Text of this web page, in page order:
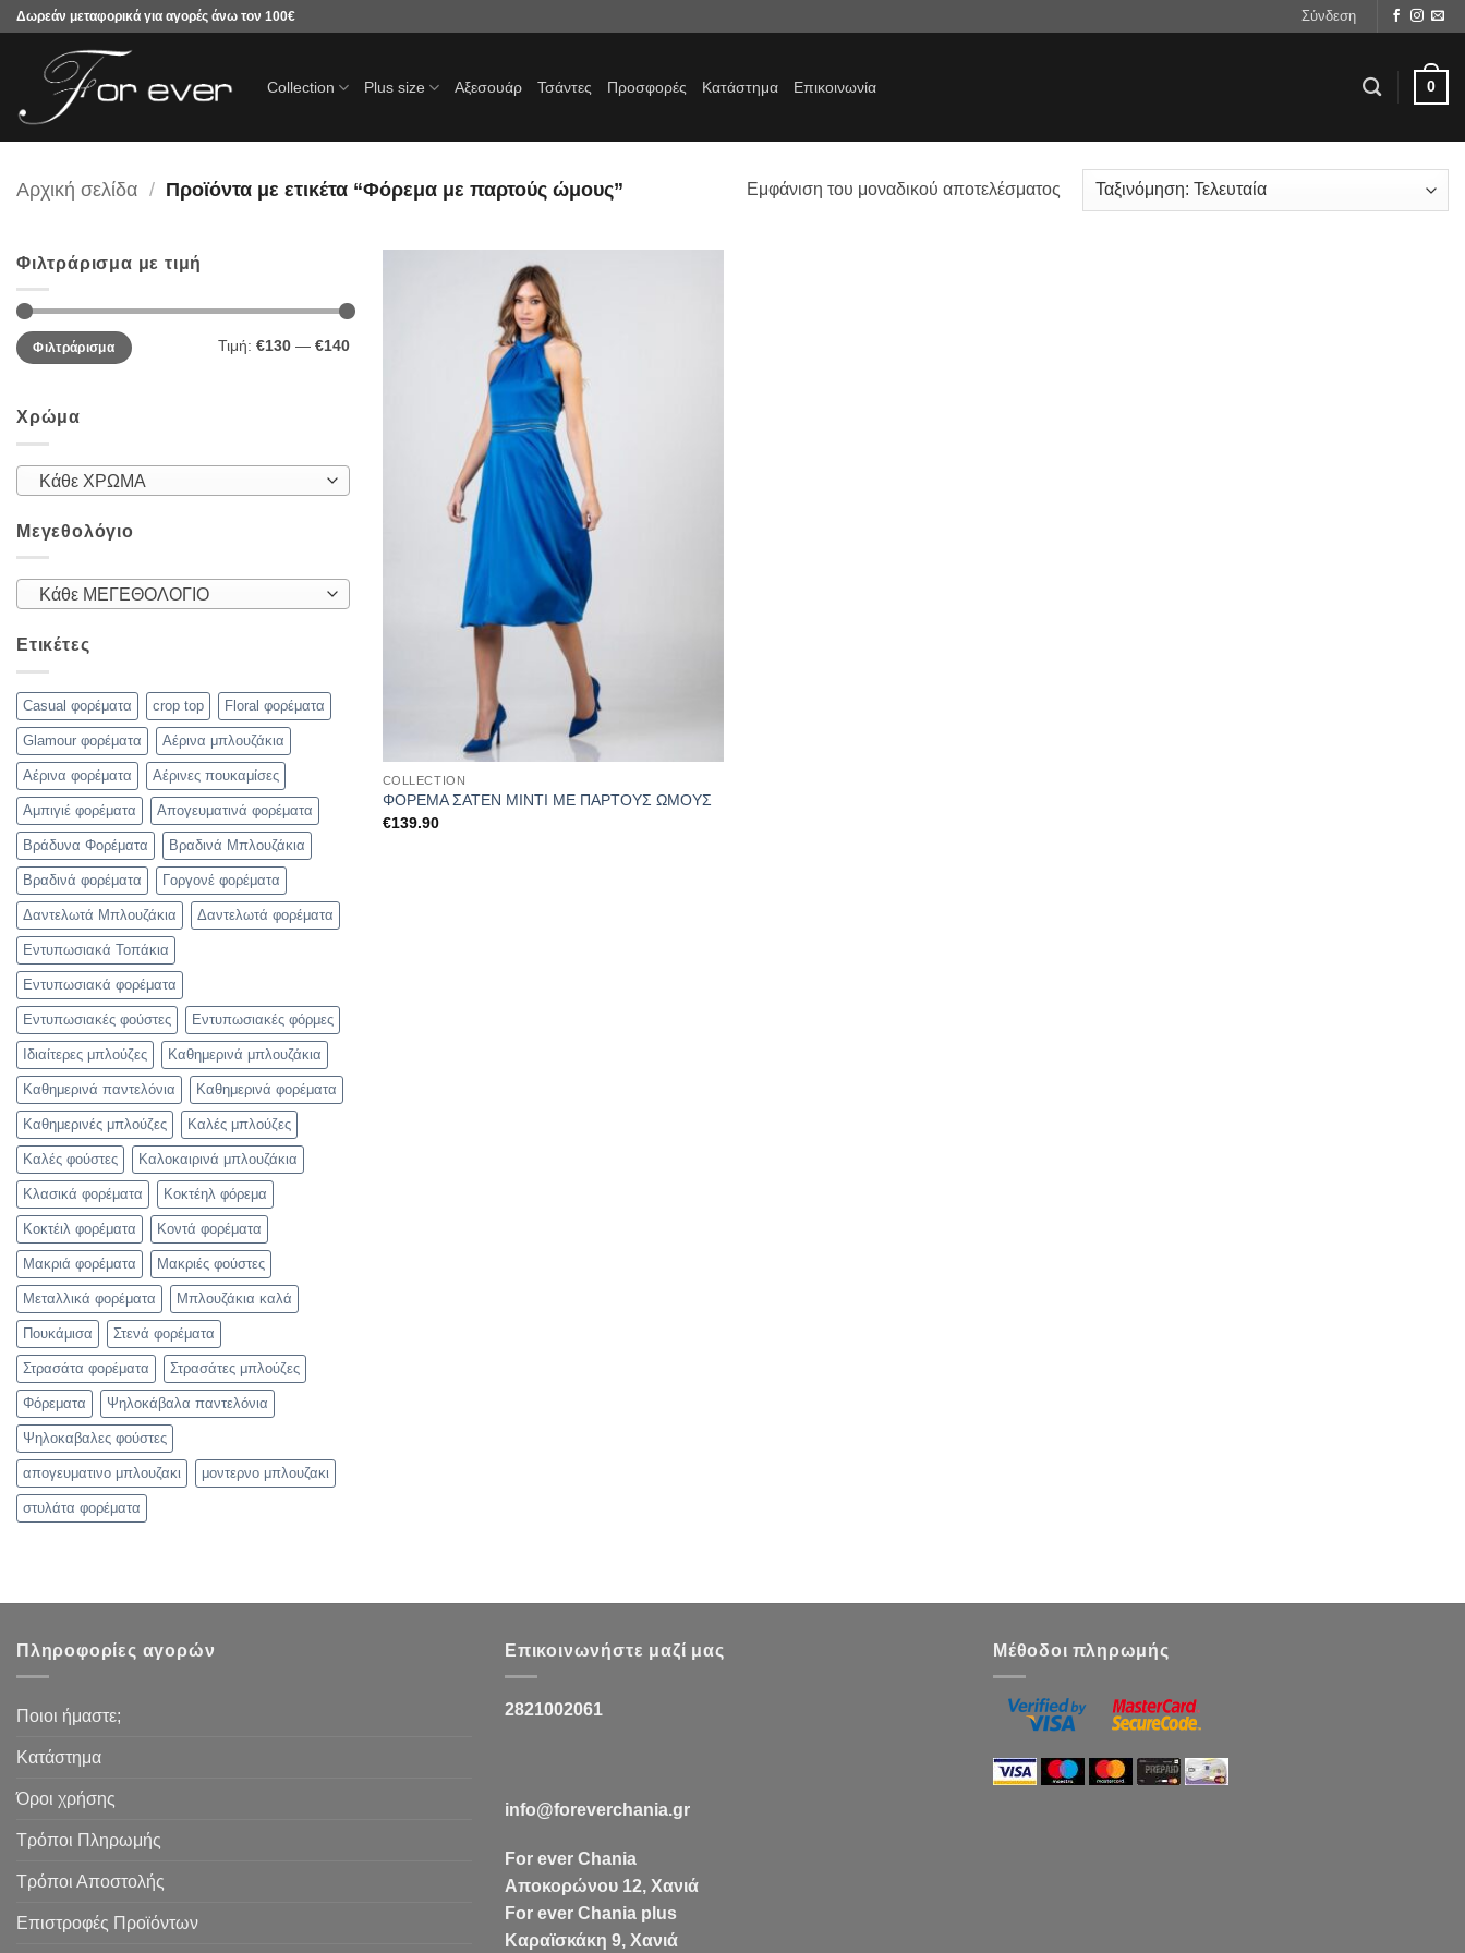
Μετάβαση
περιεχόμενο
Δωρεάν μεταφορικά για αγορές άνω τον 100€ Σύνδεση
Collection Plus size Αξεσουάρ Τσάντες Προσφορές Κατάστημα Επικοινωνία 0
Αρχική σελίδα / Προϊόντα με ετικέτα “Φόρεμα με παρτούς ώμους” Εμφάνιση του μοναδικού αποτελέσματος
Φιλτράρισμα με τιμή
Ελάχιστη
τιμή
Μέγιστη
τιμήΦιλτράρισμα Τιμή: €130 — €140
Χρώμα
Κάθε ΧΡΩΜΑ
Μεγεθολόγιο
Κάθε ΜΕΓΕΘΟΛΟΓΙΟ
Ετικέτες
Casual φορέματα crop top Floral φορέματα
Glamour φορέματα Αέρινα μπλουζάκια
Αέρινα φορέματα Αέρινες πουκαμίσες
Αμπιγιέ φορέματα Απογευματινά φορέματα
Βράδυνα Φορέματα Βραδινά Μπλουζάκια
Βραδινά φορέματα Γοργονέ φορέματα
Δαντελωτά Μπλουζάκια Δαντελωτά φορέματα
Εντυπωσιακά Τοπάκια
Εντυπωσιακά φορέματα
Εντυπωσιακές φούστες Εντυπωσιακές φόρμες
Ιδιαίτερες μπλούζες Καθημερινά μπλουζάκια
Καθημερινά παντελόνια Καθημερινά φορέματα
Καθημερινές μπλούζες Καλές μπλούζες
Καλές φούστες Καλοκαιρινά μπλουζάκια
Κλασικά φορέματα Κοκτέηλ φόρεμα
Κοκτέιλ φορέματα Κοντά φορέματα
Μακριά φορέματα Μακριές φούστες
Μεταλλικά φορέματα Μπλουζάκια καλά
Πουκάμισα Στενά φορέματα
Στρασάτα φορέματα Στρασάτες μπλούζες
Φόρεματα Ψηλοκάβαλα παντελόνια
Ψηλοκαβαλες φούστες
απογευματινο μπλουζακι μοντερνο μπλουζακι
στυλάτα φορέματα
COLLECTION
ΦΟΡΕΜΑ ΣΑΤΕΝ ΜΙΝΤΙ ΜΕ ΠΑΡΤΟΥΣ ΩΜΟΥΣ
€139.90
Πληροφορίες αγορών
Ποιοι ήμαστε;
Κατάστημα
Όροι χρήσης
Τρόποι Πληρωμής
Τρόποι Αποστολής
Επιστροφές Προϊόντων
Επικοινωνήστε μαζί μας
2821002061
info@foreverchania.gr
For ever Chania
Αποκορώνου 12, Χανιά
For ever Chania plus
Καραϊσκάκη 9, Χανιά
Μέθοδοι πληρωμής